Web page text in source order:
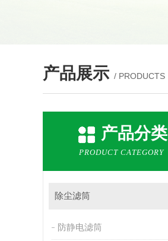
产品展示 / PRODUCTS
产品分类
PRODUCT CATEGORY
除尘滤筒
防静电滤筒